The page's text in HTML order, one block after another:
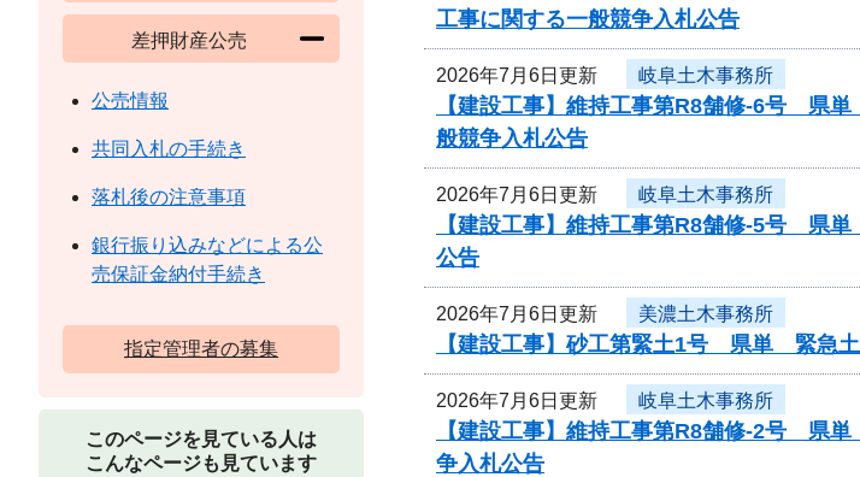
工事に関する一般競争入札公告
2026年7月6日更新 岐阜土木事務所
【建設工事】維持工事第R8舗修-6号 県
般競争入札公告
2026年7月6日更新 岐阜土木事務所
【建設工事】維持工事第R8舗修-5号 県
公告
2026年7月6日更新 美濃土木事務所
【建設工事】砂工第緊土1号 県単 緊急
2026年7月6日更新 岐阜土木事務所
【建設工事】維持工事第R8舗修-2号 県
争入札公告
差押財産公売
公売情報
共同入札の手続き
落札後の注意事項
銀行振り込みなどによる公
売保証金納付手続き
指定管理者の募集
このページを見ている人は
こんなページも見ています